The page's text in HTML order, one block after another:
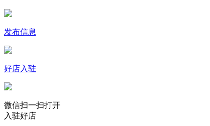
发布信息
好店入驻
微信扫一扫打开
入驻好店